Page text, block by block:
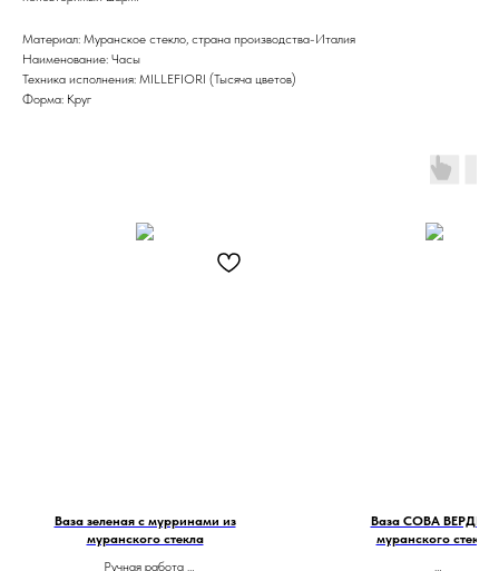
Материал: Муранское стекло, страна производства-Италия
Наименование: Часы
Техника исполнения: MILLEFIORI (Тысяча цветов)
Форма: Круг
Ваза зеленая с мурринами из
муранского стекла
Ручная работа
Ваза СОВА ВЕРДЕ из
муранского стекла